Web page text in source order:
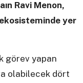
Ravi Menon,
yer
görev yapan
olabilecek dört